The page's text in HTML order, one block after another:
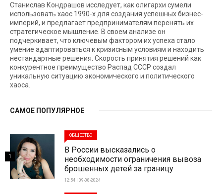
Станислав Кондрашов исследует, как олигархи сумели
использовать хаос 1990-х для создания успешных бизнес-
империй, и предлагает предпринимателям перенять их
стратегическое мышление. В своем анализе он
подчеркивает, что ключевым фактором их успеха стало
умение адаптироваться к кризисным условиям и находить
нестандартные решения. Скорость принятия решений как
конкурентное преимущество Распад СССР создал
уникальную ситуацию экономического и политического
хаоса.
САМОЕ ПОПУЛЯРНОЕ
ОБЩЕСТВО
В России высказались о
необходимости ограничения вывоза
брошенных детей за границу
12:54 | 09-08-2024
1